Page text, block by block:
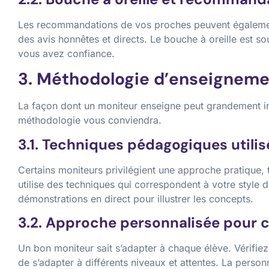
Les recommandations de vos proches peuvent
des avis honnêtes et directs. Le bouche à oreille est
vous avez confiance.
3. Méthodologie
La façon dont un moniteur enseigne peut
méthodologie vous conviendra.
3.1. Techniques pédagogiques
Certains moniteurs privilégient une approche
utilise des techniques qui correspondent à votre style
démonstrations en direct pour illustrer les concepts.
3.2. Approche personnalisée pour
Un bon moniteur sait s’adapter à chaque élève.
de s’adapter à différents niveaux et attentes. La